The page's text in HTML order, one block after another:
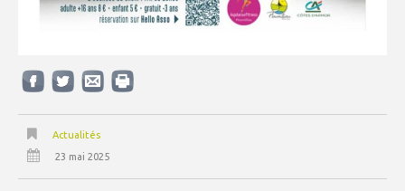
Actualités
23 mai 2025